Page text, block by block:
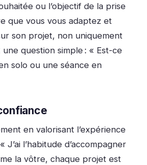
ou l’objectif de la prise
que vous vous adaptez et
son projet, non uniquement
question simple : « Est-ce
solo ou une séance en
en valorisant l’expérience
« J’ai l’habitude d’accompagner
la vôtre, chaque projet est